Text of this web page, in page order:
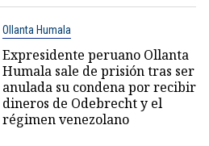
Ollanta Humala
Expresidente peruano Ollanta
Humala sale de prisión tras ser
anulada su condena por recibir
dineros de Odebrecht y el
régimen venezolano